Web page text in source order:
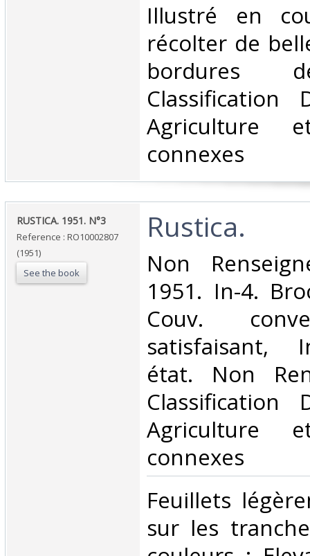
‎Illustré en
récolter de
bordures
Classification
Agriculture
connexes‎
‎RUSTICA. 1951. N°3‎
Reference : RO10002807
(1951)
See the book
‎Rustica.‎
‎Non
1951. In-4.
Couv.
satisfaisant,
état. Non
Classification
Agriculture
connexes‎
‎Feuillets
sur les